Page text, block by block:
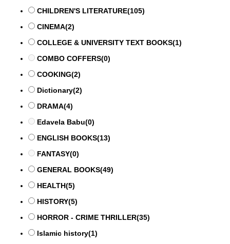
CHILDREN'S LITERATURE(105)
CINEMA(2)
COLLEGE & UNIVERSITY TEXT BOOKS(1)
COMBO COFFERS(0)
COOKING(2)
Dictionary(2)
DRAMA(4)
Edavela Babu(0)
ENGLISH BOOKS(13)
FANTASY(0)
GENERAL BOOKS(49)
HEALTH(5)
HISTORY(5)
HORROR - CRIME THRILLER(35)
Islamic history(1)